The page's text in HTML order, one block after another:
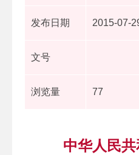
发布日期 2015-07-
文号
浏览量 77
中华人民